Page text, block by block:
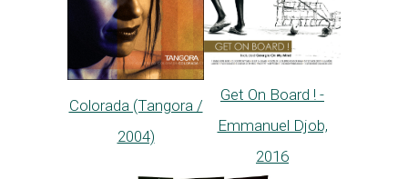
Colorada (Tangora /
2004)
Get On Board ! -
Emmanuel Djob,
2016